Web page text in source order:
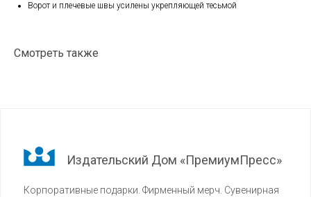
Ворот и плечевые швы усилены укрепляющей тесьмой
Смотреть также
Издательский Дом «ПремиумПресс»
Корпоративные подарки. Фирменный мерч. Сувенирная